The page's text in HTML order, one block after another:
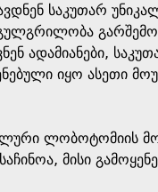
საკუთარ
ადამიანები,
იყო ასეთი
ლობოტომიის
მისი